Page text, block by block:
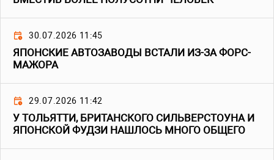
30.07.2026 11:45
ЯПОНСКИЕ АВТОЗАВОДЫ ВСТАЛИ ИЗ-ЗА ФОРС-
МАЖОРА
29.07.2026 11:42
У ТОЛЬЯТТИ, БРИТАНСКОГО СИЛЬВЕРСТОУНА И
ЯПОНСКОЙ ФУДЗИ НАШЛОСЬ МНОГО ОБЩЕГО